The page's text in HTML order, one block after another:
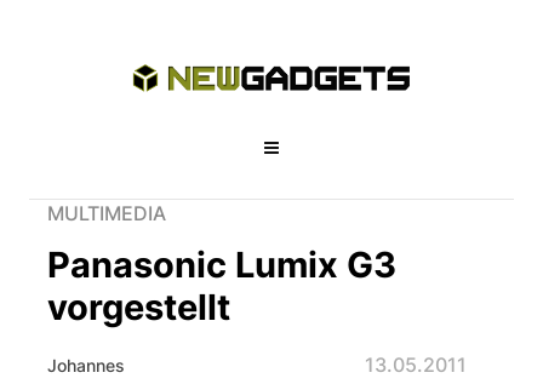
MULTIMEDIA
Panasonic Lumix G3
vorgestellt
Johannes 13.05.2011